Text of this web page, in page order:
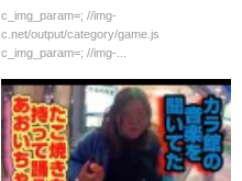
c_img_param=; //img-
c.net/output/category/game.js
c_img_param=; //img-...